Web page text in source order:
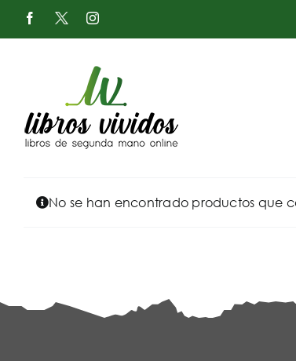
Saltar
Facebook
X
Twitter
Instagram
No se han encontrado productos que